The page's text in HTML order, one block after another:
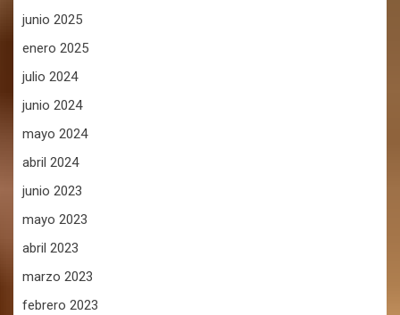
junio 2025
enero 2025
julio 2024
junio 2024
mayo 2024
abril 2024
junio 2023
mayo 2023
abril 2023
marzo 2023
febrero 2023